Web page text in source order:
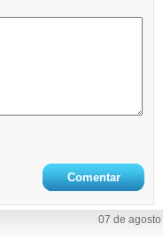
07 de agosto